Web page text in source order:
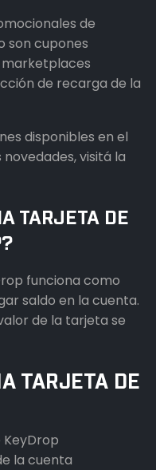
de
son cupones
de recarga de la
disponibles en el
visitá la
TARJETA DE
funciona como
saldo en la cuenta.
de la tarjeta se
TARJETA DE
KeyDrop
la cuenta